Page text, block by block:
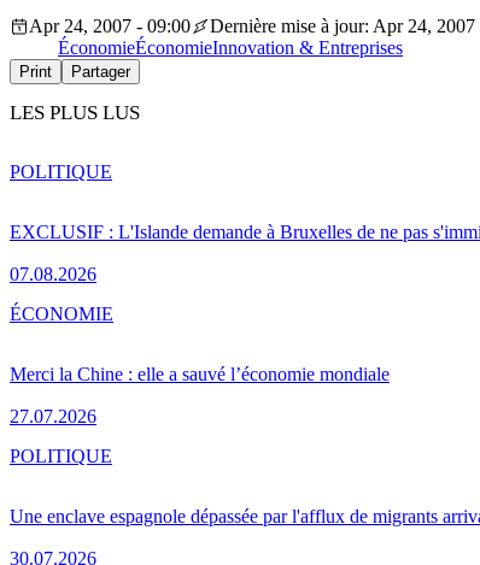
Apr 24, 2007 - 09:00
Dernière mise à jour: Apr 24, 2007
ÉconomieÉconomieInnovation & Entreprises
Print Partager
LES PLUS LUS
EXCLUSIF : L'Islande demande à Bruxelles de ne pas
07.08.2026
POLITIQUE
Merci la Chine : elle a sauvé l’économie mondiale
27.07.2026
ÉCONOMIE
Une enclave espagnole dépassée par l'afflux de migrants
30.07.2026
POLITIQUE